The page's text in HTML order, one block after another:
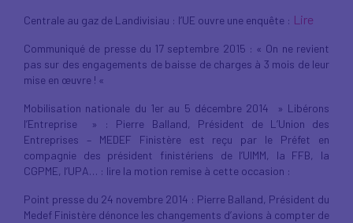
Centrale au gaz de Landivisiau : l’UE ouvre une enquête : Lire
Communiqué de presse du 17 septembre 2015 : « On ne revient
pas sur des engagements de baisse de charges à 3 mois de leur
mise en œuvre ! «
Mobilisation nationale du 1er au 5 décembre 2014 » Libérons
l’Entreprise » : Pierre Balland, Président de L’Union des
Entreprises – MEDEF Finistère est reçu par le Préfet en
compagnie des président finistériens de l’UIMM, la FFB, la
CGPME, l’UPA… : lire la motion remise à cette occasion :
Point presse du 24 novembre 2014 : Pierre Balland, Président du
Medef Finistère dénonce les changements d’avions à compter de